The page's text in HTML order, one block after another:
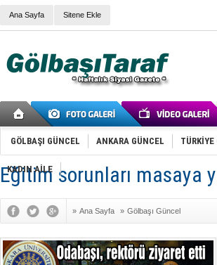
Ana Sayfa Sitene Ekle
GÖLBAŞI GÜNCEL ANKARA GÜNCEL TÜRKİYE
KADIN AİLE
Eğitim sorunları masaya
» Ana Sayfa » Gölbaşı Güncel